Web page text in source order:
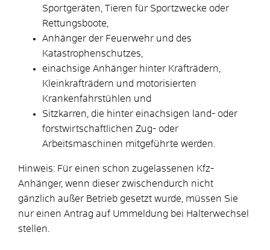
Sportgeräten, Tieren für Sportzwecke oder
Rettungsboote,
Anhänger der Feuerwehr und des
Katastrophenschutzes,
einachsige Anhänger hinter Krafträdern,
Kleinkrafträdern und motorisierten
Krankenfahrstühlen und
Sitzkarren, die hinter einachsigen land- oder
forstwirtschaftlichen Zug- oder
Arbeitsmaschinen mitgeführte werden.
Hinweis: Für einen schon zugelassenen Kfz-
Anhänger, wenn dieser zwischendurch nicht
gänzlich außer Betrieb gesetzt wurde, müssen Sie
nur einen Antrag auf Ummeldung bei Halterwechsel
stellen.